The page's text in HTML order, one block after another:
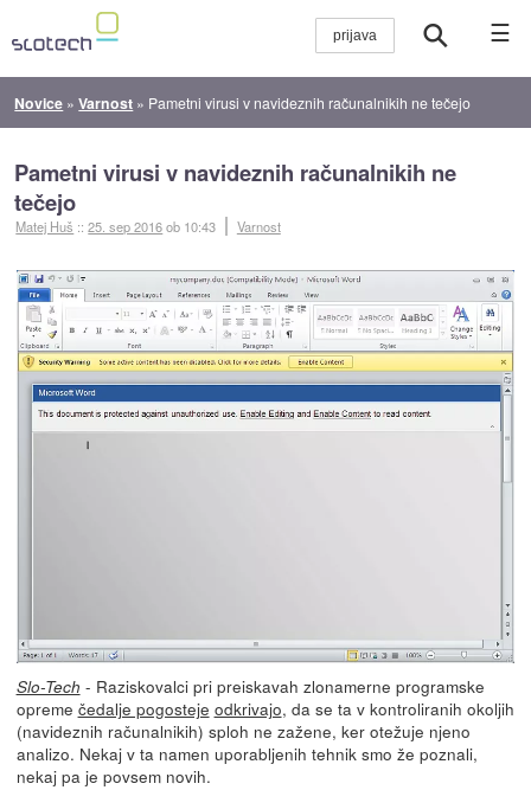
☰
Novice »Varnost » Pametni virusi v navideznih računalnikih ne tečejo
Pametni virusi v navideznih računalnikih ne
tečejo
Matej Huš ::25. sep 2016ob 10:43 Varnost
Slo-Tech - Raziskovalci pri preiskavah zlonamerne programske
opreme čedalje pogosteje odkrivajo, da se ta v kontroliranih okoljih
(navideznih računalnikih) sploh ne zažene, ker otežuje njeno
analizo. Nekaj v ta namen uporabljenih tehnik smo že poznali,
nekaj pa je povsem novih.